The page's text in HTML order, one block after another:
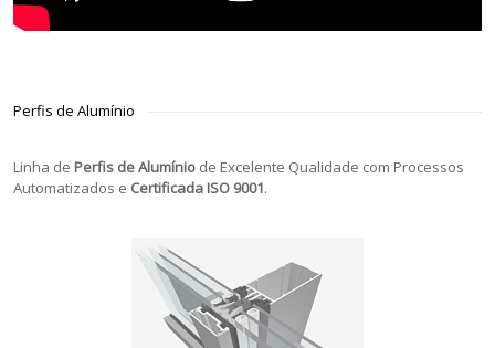
Perfis de Alumínio
Linha de Perfis de Alumínio de Excelente Qualidade com Processos
Automatizados e Certificada ISO 9001.